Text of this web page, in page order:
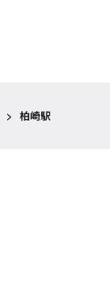
> 柏崎駅